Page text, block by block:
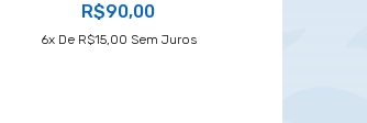
R$90,00
6X De R$15,00 Sem Juros